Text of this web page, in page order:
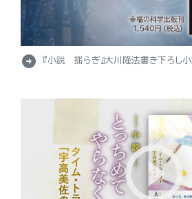
arrow_circle_right 『小説 揺らぎ』大川隆法書き下ろし